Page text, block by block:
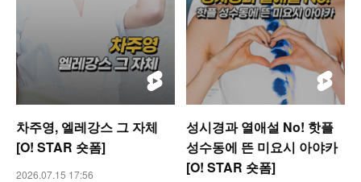
차주영, 엘레강스 그 자체
[O! STAR 숏폼]
2026.07.15 17:56
성시경과 열애설 No! 핫플
성수동에 뜬 미요시 아야카
[O! STAR 숏폼]